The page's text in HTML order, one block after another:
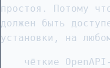
простоя. Потому
должен быть
установки, на
чёткие